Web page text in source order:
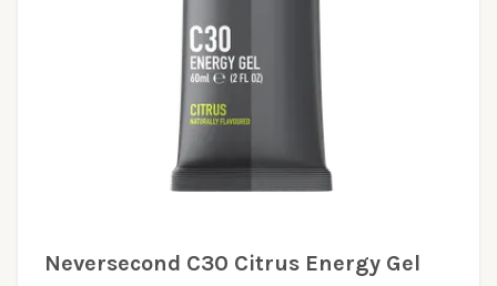
Neversecond C30 Citrus Energy Gel